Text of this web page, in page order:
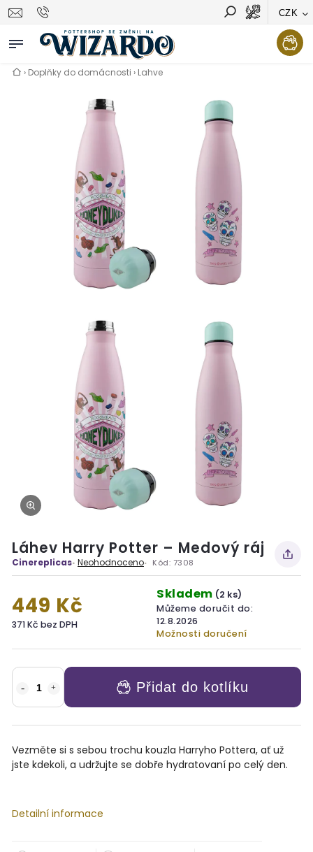
CZK
Vyhledávání Hledat
› Doplňky do domácnosti › Lahve
Láhev Harry Potter – Medový ráj
Cinereplicas Neohodnoceno Kód: 7308
449 Kč
371 Kč bez DPH
Skladem (2 ks)
Můžeme doručit do:
12.8.2026
Možnosti doručení
Přidat do kotlíku
Vezměte si s sebou trochu kouzla Harryho Pottera, ať už
jste kdekoli, a udržujte se dobře hydratovaní po celý den.
Detailní informace